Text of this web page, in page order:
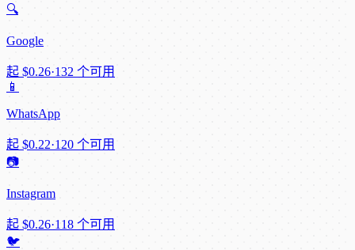
🔍
Google
起 $0.26·132 个可用
📱
WhatsApp
起 $0.22·120 个可用
📷
Instagram
起 $0.26·118 个可用
🐦